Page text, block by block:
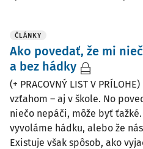
ČLÁNKY
Ako povedať, že mi
a bez hádky
(+ PRACOVNÝ LIST V
vzťahom – aj v škole. No
niečo nepáči, môže byť
vyvoláme hádku, alebo že
Existuje však spôsob, ako